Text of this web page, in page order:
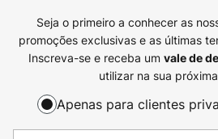
Seja o primeiro a conhecer as
promoções exclusivas e as últimas
Inscreva-se e receba um vale de
utilizar na sua
Apenas para clientes